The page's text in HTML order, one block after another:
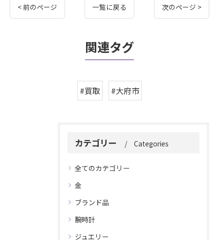
< 前のページ 一覧に戻る 次のページ >
関連タグ
#買取 #大府市
カテゴリー Categories
全てのカテゴリー
金
ブランド品
腕時計
ジュエリー